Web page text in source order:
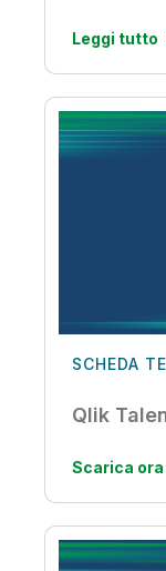
Leggi tutto
SCHEDA
Qlik
Scarica ora